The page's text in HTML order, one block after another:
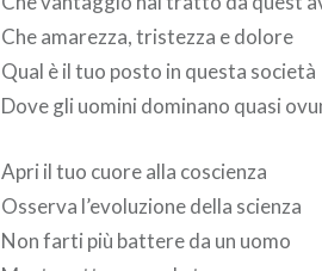
Che amarezza, tristezza e dolore
Qual è il tuo posto in questa società
Dove gli uomini dominano quasi
Apri il tuo cuore alla coscienza
Osserva l’evoluzione della scienza
Non farti più battere da un uomo